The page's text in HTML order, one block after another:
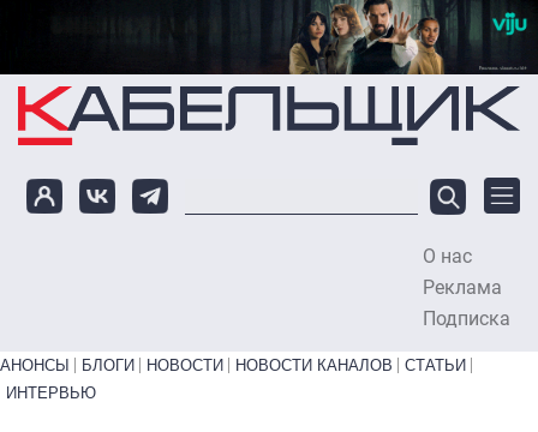
Перейти к основному содержанию
О нас
Реклама
Подписка
Primary links bottom
АНОНСЫ БЛОГИ НОВОСТИ НОВОСТИ КАНАЛОВ
СТАТЬИ
ИНТЕРВЬЮ